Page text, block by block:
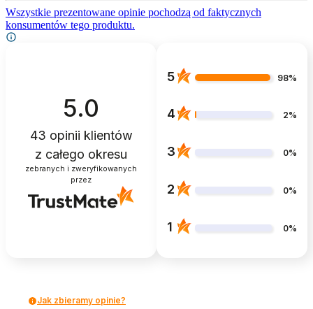
Wszystkie prezentowane opinie pochodzą od faktycznych
konsumentów tego produktu.
5.0
43 opinii klientów
z całego okresu
zebranych i zweryfikowanych
przez
5 98%
4 2%
3 0%
2 0%
1 0%
Jak zbieramy opinie?